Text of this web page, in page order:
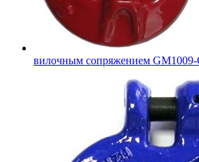
вилочным сопряжением GM1009-